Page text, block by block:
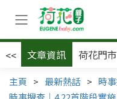
<< 文章資訊 荷花門市
主頁 > 最新熱話 > 時